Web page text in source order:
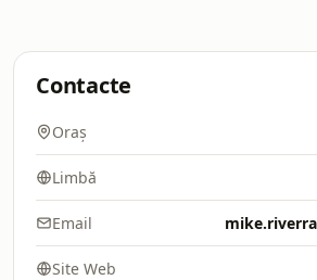
Contacte
Oraș
Limbă
Email
Site Web